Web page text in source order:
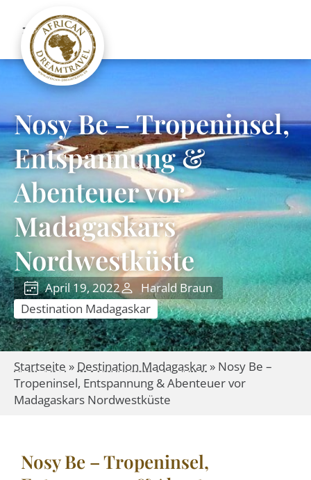
Nosy Be – Tropeninsel,
Entspannung &
Abenteuer vor
Madagaskars
Nordwestküste
April 19, 2022
Harald Braun
Destination Madagaskar
Startseite » Destination Madagaskar » Nosy Be –
Tropeninsel, Entspannung & Abenteuer vor
Madagaskars Nordwestküste
Nosy Be – Tropeninsel,